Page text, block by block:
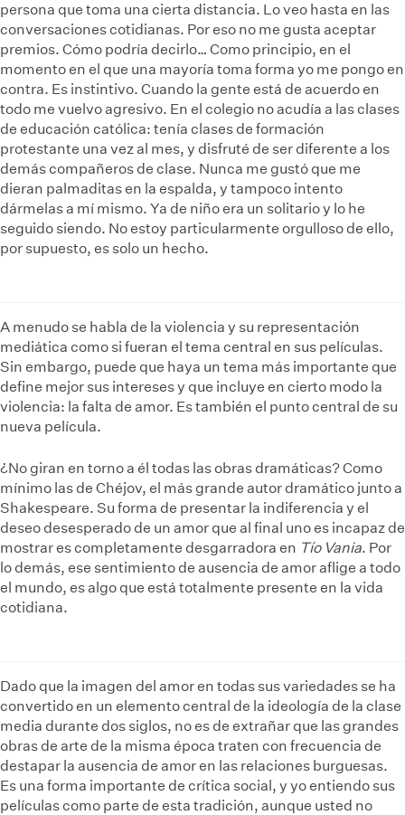
persona que toma una cierta distancia. Lo veo hasta en las
conversaciones cotidianas. Por eso no me gusta aceptar
premios. Cómo podría decirlo… Como principio, en el
momento en el que una mayoría toma forma yo me pongo en
contra. Es instintivo. Cuando la gente está de acuerdo en
todo me vuelvo agresivo. En el colegio no acudía a las clases
de educación católica: tenía clases de formación
protestante una vez al mes, y disfruté de ser diferente a los
demás compañeros de clase. Nunca me gustó que me
dieran palmaditas en la espalda, y tampoco intento
dármelas a mí mismo. Ya de niño era un solitario y lo he
seguido siendo. No estoy particularmente orgulloso de ello,
por supuesto, es solo un hecho.
A menudo se habla de la violencia y su representación
mediática como si fueran el tema central en sus películas.
Sin embargo, puede que haya un tema más importante que
define mejor sus intereses y que incluye en cierto modo la
violencia: la falta de amor. Es también el punto central de su
nueva película.
¿No giran en torno a él todas las obras dramáticas? Como
mínimo las de Chéjov, el más grande autor dramático junto a
Shakespeare. Su forma de presentar la indiferencia y el
deseo desesperado de un amor que al final uno es incapaz de
mostrar es completamente desgarradora en Tío Vania. Por
lo demás, ese sentimiento de ausencia de amor aflige a todo
el mundo, es algo que está totalmente presente en la vida
cotidiana.
Dado que la imagen del amor en todas sus variedades se ha
convertido en un elemento central de la ideología de la clase
media durante dos siglos, no es de extrañar que las grandes
obras de arte de la misma época traten con frecuencia de
destapar la ausencia de amor en las relaciones burguesas.
Es una forma importante de crítica social, y yo entiendo sus
películas como parte de esta tradición, aunque usted no